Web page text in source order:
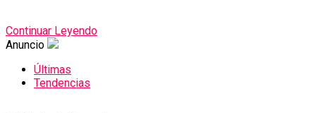
Continuar Leyendo
Anuncio
Últimas
Tendencias